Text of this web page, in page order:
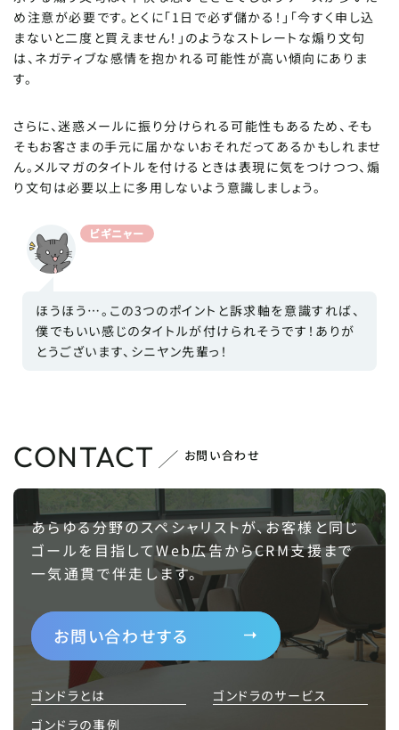
め注意が必要です。とくに「1日で必ず儲かる！」「今すく申し込
まないと二度と買えません！」のようなストレートな煽り文句
は、ネガティブな感情を抱かれる可能性が高い傾向にありま
す。
さらに、迷惑メールに振り分けられる可能性もあるため、そも
そもお客さまの手元に届かないおそれだってあるかもしれませ
ん。メルマガのタイトルを付けるときは表現に気をつけつつ、煽
り文句は必要以上に多用しないよう意識しましょう。
ビギニャー
ほうほう…。この3つのポイントと訴求軸を意識すれば、
僕でもいい感じのタイトルが付けられそうです！ありが
とうございます、シニヤン先輩っ！
CONTACT お問い合わせ
あらゆる分野のスペシャリストが、お客様と同じ
ゴールを目指してWeb広告からCRM支援まで
一気通貫で伴走します。
お問い合わせする
ゴンドラとは
ゴンドラのサービス
ゴンドラの事例